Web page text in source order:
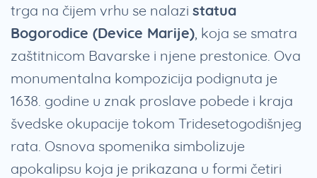
trga na čijem vrhu se nalazi statua
Bogorodice (Device Marije) , koja se smatra
zaštitnicom Bavarske i njene prestonice. Ova
monumentalna kompozicija podignuta je
1638. godine u znak proslave pobede i kraja
švedske okupacije tokom Tridesetogodišnjeg
rata. Osnova spomenika simbolizuje
apokalipsu koja je prikazana u formi četiri